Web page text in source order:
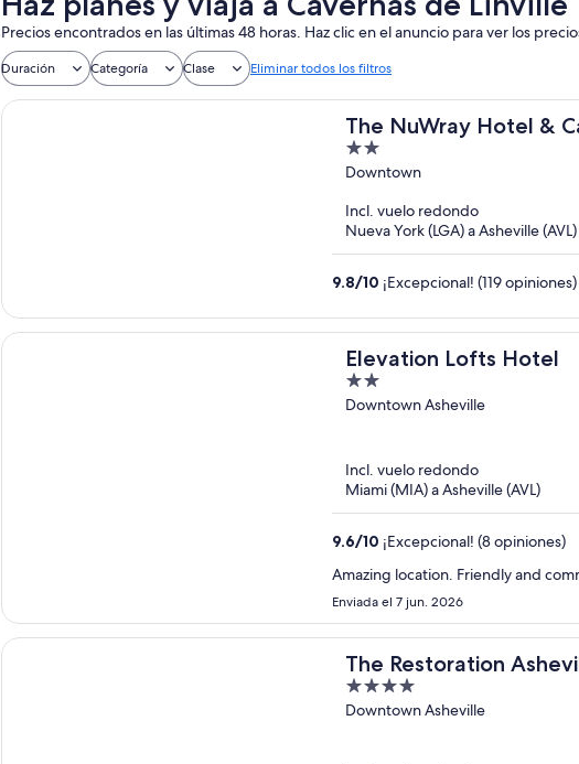
Precios encontrados en las últimas 48 horas. Haz clic en el anuncio para ver los
Duración Categoría Clase Eliminar todos los filtros
The NuWray Hotel &
2
out
5
Downtown
Incl. vuelo redondo
Nueva York (LGA) a Asheville (AVL)
9.8/10 ¡Excepcional! (119 opiniones)
Elevation Lofts Hotel
2
out
Downtown Asheville
Incl. vuelo redondo
Miami (MIA) a Asheville (AVL)
9.6/10 ¡Excepcional! (8 opiniones)
Amazing location. Friendly and
Enviada el 7 jun. 2026
The Restoration
4
out
Downtown Asheville